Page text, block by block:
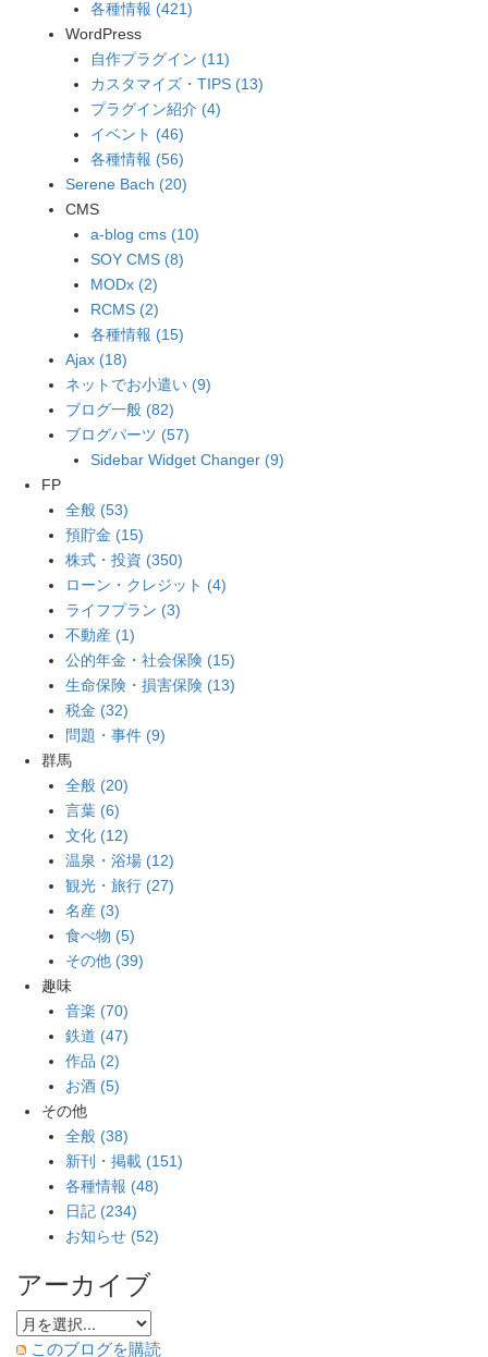
各種情報 (421)
WordPress
自作プラグイン (11)
カスタマイズ・TIPS (13)
プラグイン紹介 (4)
イベント (46)
各種情報 (56)
Serene Bach (20)
CMS
a-blog cms (10)
SOY CMS (8)
MODx (2)
RCMS (2)
各種情報 (15)
Ajax (18)
ネットでお小遣い (9)
ブログ一般 (82)
ブログパーツ (57)
Sidebar Widget Changer (9)
FP
全般 (53)
預貯金 (15)
株式・投資 (350)
ローン・クレジット (4)
ライフプラン (3)
不動産 (1)
公的年金・社会保険 (15)
生命保険・損害保険 (13)
税金 (32)
問題・事件 (9)
群馬
全般 (20)
言葉 (6)
文化 (12)
温泉・浴場 (12)
観光・旅行 (27)
名産 (3)
食べ物 (5)
その他 (39)
趣味
音楽 (70)
鉄道 (47)
作品 (2)
お酒 (5)
その他
全般 (38)
新刊・掲載 (151)
各種情報 (48)
日記 (234)
お知らせ (52)
アーカイブ
このブログを購読